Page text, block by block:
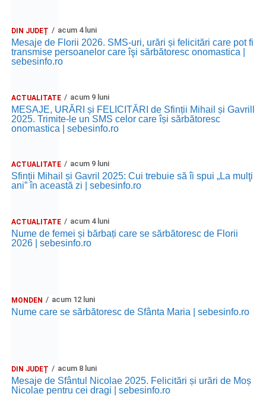
DIN JUDEȚ acum 4 luni
Mesaje de Florii 2026. SMS-uri, urări și felicitări care pot fi
transmise persoanelor care îşi sărbătoresc onomastica |
sebesinfo.ro
ACTUALITATE acum 9 luni
MESAJE, URĂRI și FELICITĂRI de Sfinții Mihail și Gavrill
2025. Trimite-le un SMS celor care își sărbătoresc
onomastica | sebesinfo.ro
ACTUALITATE acum 9 luni
Sfinții Mihail și Gavril 2025: Cui trebuie să îi spui „La mulţi
ani” în această zi | sebesinfo.ro
ACTUALITATE acum 4 luni
Nume de femei și bărbați care se sărbătoresc de Florii
2026 | sebesinfo.ro
MONDEN acum 12 luni
Nume care se sărbătoresc de Sfânta Maria | sebesinfo.ro
DIN JUDEȚ acum 8 luni
Mesaje de Sfântul Nicolae 2025. Felicitări și urări de Moș
Nicolae pentru cei dragi | sebesinfo.ro